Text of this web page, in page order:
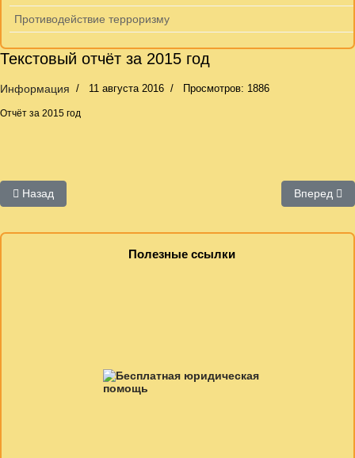
Противодействие терроризму
Текстовый отчёт за 2015 год
Информация 11 августа 2016 Просмотров: 1886
Отчёт за 2015 год
Предыдущий: Положение о конкурсе
Назад Вперед
Полезные ссылки